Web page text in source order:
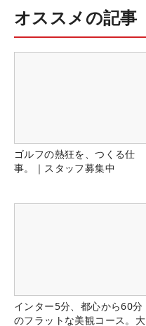
オススメの記事
ゴルフの熱狂を、つくる仕
事。｜スタッフ募集中
インター5分、都心から60分
のフラットな美観コース。大